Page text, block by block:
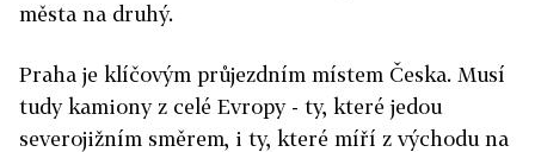
města na druhý.
Praha je klíčovým průjezdním místem Česka. Musí
tudy kamiony z celé Evropy - ty, které jedou
severojižním směrem, i ty, které míří z východu na